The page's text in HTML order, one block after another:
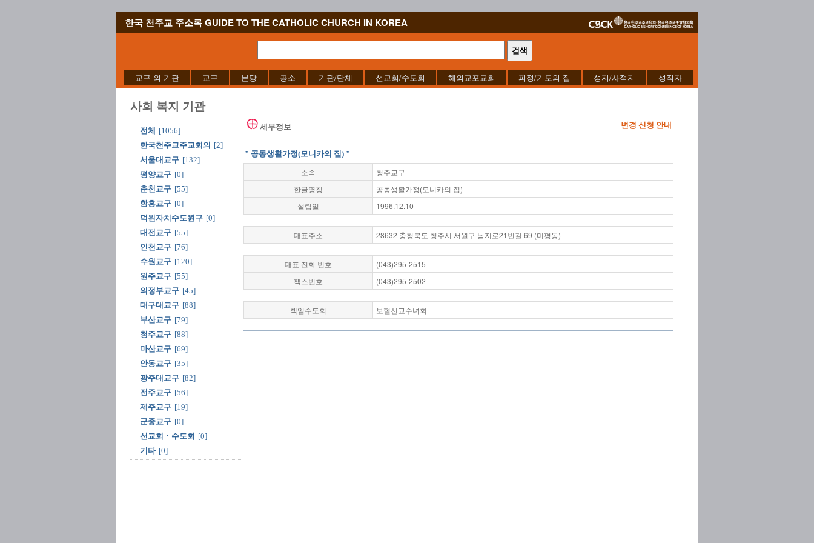
한국 천주교 주소록 GUIDE TO THE CATHOLIC CHURCH IN KOREA
교구 외 기관 교구 본당 공소 기관/단체 선교회/수도회 해외교포교회 피정/기도의 집 성지/사적지 성직자
사회 복지 기관
전체
[1056]
한국천주교주교회의 [2]
서울대교구 [132]
평양교구 [0]
춘천교구 [55]
함흥교구 [0]
덕원자치수도원구 [0]
대전교구 [55]
인천교구 [76]
수원교구 [120]
원주교구 [55]
의정부교구 [45]
대구대교구 [88]
부산교구 [79]
청주교구 [88]
마산교구 [69]
안동교구 [35]
광주대교구 [82]
전주교구 [56]
제주교구 [19]
군종교구 [0]
선교회ㆍ수도회 [0]
기타 [0]
세부정보 변경 신청 안내
" 공동생활가정(모니카의 집) "
소속
청주교구
한글명칭
공동생활가정(모니카의 집)
설립일
1996.12.10
대표주소 28632 충청북도 청주시 서원구 남지로21번길 69 (미평동)
대표 전화 번호
(043)295-2515
팩스번호
(043)295-2502
책임수도회 보혈선교수녀회